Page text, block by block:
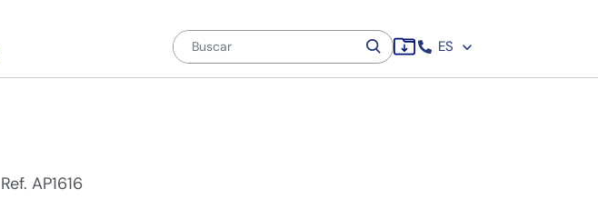
ES
Ref. AP1616